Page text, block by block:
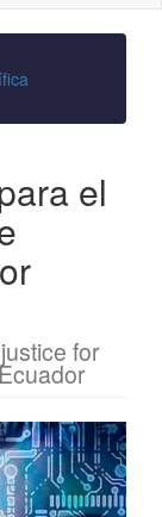
el
for